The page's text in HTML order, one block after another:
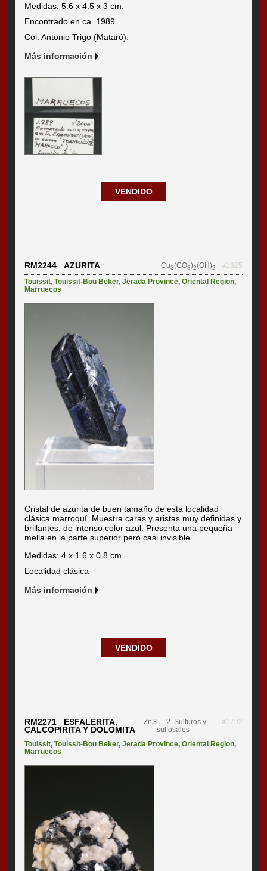
Medidas: 5.6 x 4.5 x 3 cm.
Encontrado en ca. 1989.
Col. Antonio Trigo (Mataró).
Más información
VENDIDO
RM2244 AZURITA Cu3(CO3)2(OH)2
#1825
Touissit,Touissit-Bou Beker,Jerada Province,Oriental Region,
Marruecos
Cristal de azurita de buen tamaño de esta localidad
clásica marroquí. Muestra caras y aristas muy definidas y
brillantes, de intenso color azul. Presenta una pequeña
mella en la parte superior peró casi invisible.
Medidas: 4 x 1.6 x 0.8 cm.
Localidad clásica
Más información
VENDIDO
RM2271 ESFALERITA,
CALCOPIRITA Y DOLOMITA
ZnS - 2. Sulfuros y
sulfosales
#1792
Touissit,Touissit-Bou Beker,Jerada Province,Oriental Region,
Marruecos